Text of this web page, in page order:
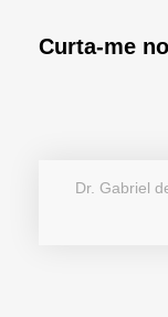
Curta-me
Dr. Gabriel